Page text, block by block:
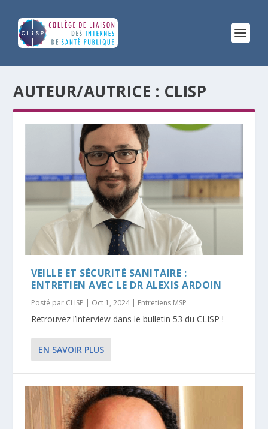
AUTEUR/AUTRICE : CLISP
VEILLE ET SÉCURITÉ SANITAIRE :
ENTRETIEN AVEC LE DR ALEXIS ARDOIN
Posté par CLISP | Oct 1, 2024| Entretiens MSP
Retrouvez l’interview dans le bulletin 53 du CLISP !
EN SAVOIR PLUS